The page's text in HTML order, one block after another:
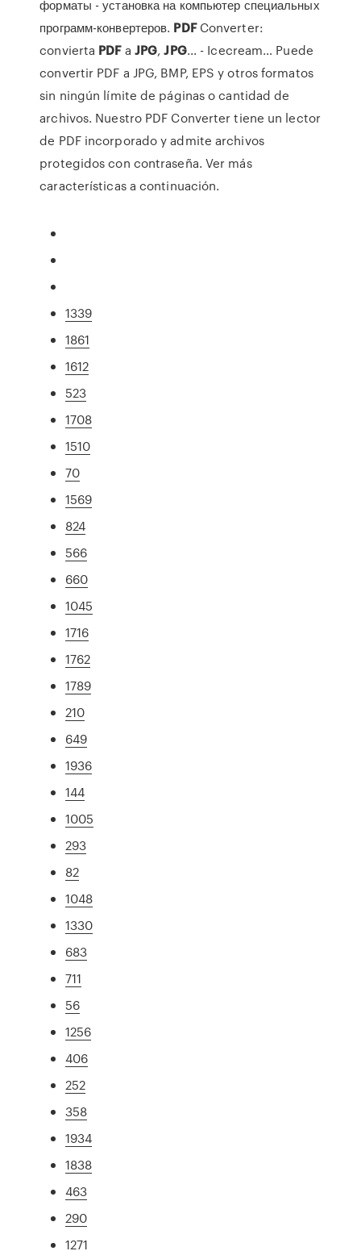
форматы - установка на компьютер специальных
программ-конвертеров. PDFConverter:
convierta PDFa JPG,JPG... - Icecream… Puede
convertir PDF a JPG, BMP, EPS y otros formatos
sin ningún límite de páginas o cantidad de
archivos. Nuestro PDF Converter tiene un lector
de PDF incorporado y admite archivos
protegidos con contraseña. Ver más
características a continuación.
1339
1861
1612
523
1708
1510
70
1569
824
566
660
1045
1716
1762
1789
210
649
1936
144
1005
293
82
1048
1330
683
711
56
1256
406
252
358
1934
1838
463
290
1271